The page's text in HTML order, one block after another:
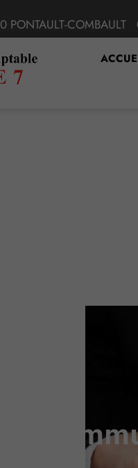
COMBAULT
de